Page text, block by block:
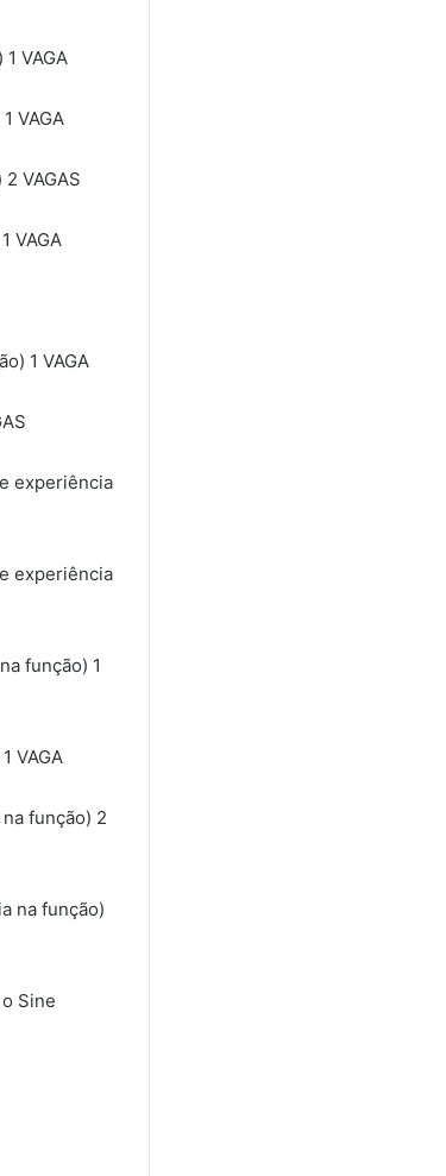
VAGA
VAGA
VAGAS
VAGA
1 VAGA
experiência
experiência
função) 1
VAGA
função) 2
na função)
Sine